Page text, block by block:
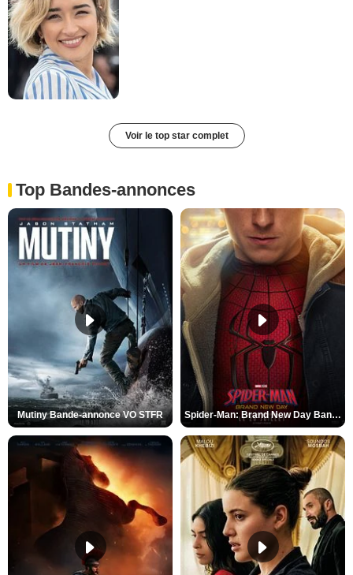
Voir le top star complet
Top Bandes-annonces
Mutiny Bande-annonce VO STFR Spider-Man: Brand New Day Bande-annonce VO STFR